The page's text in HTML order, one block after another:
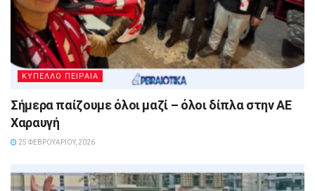
ΚΥΠΕΛΛΟ ΠΕΙΡΑΙΑ
Σήμερα παίζουμε όλοι μαζί – όλοι δίπλα στην ΑΕ
Χαραυγή
25 ΦΕΒΡΟΥΑΡΊΟΥ, 2026